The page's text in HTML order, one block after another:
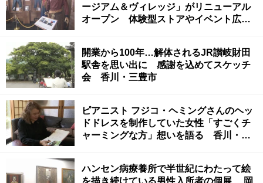
ージアム＆ヴィレッジ」がリニューアル
オープン 体験型ストアやイベント広場
開業から100年…解体されるJR讃岐財田
駅舎を思い出に 感謝を込めてスケッチ
会 香川・三豊市
ピアニスト フジコ・ヘミングさんのヘッ
ドドレスを制作していた女性「すごくチ
ャーミングな方」想いを語る 香川・高
ハンセン病療養所で半世紀にわたって絵
を描き続けている男性入所者の個展 岡